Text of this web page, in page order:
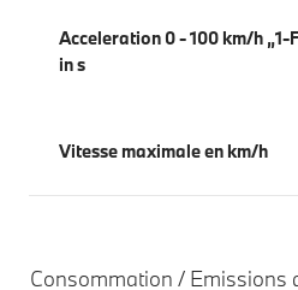
Acceleration 0 - 100 km/h
in s
Vitesse maximale en km/h
Consommation / Emissions